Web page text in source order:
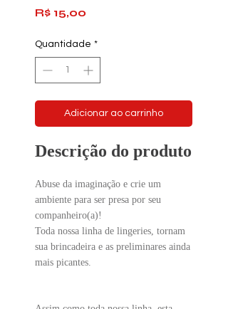
R$ 15,00
Quantidade *
Adicionar ao carrinho
Descrição do produto
Abuse da imaginação e crie um
ambiente para ser presa por seu
companheiro(a)!
Toda nossa linha de lingeries, tornam
sua brincadeira e as preliminares ainda
mais picantes.